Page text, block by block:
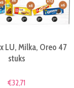
LU, Milka, Oreo 47
stuks
€32,71